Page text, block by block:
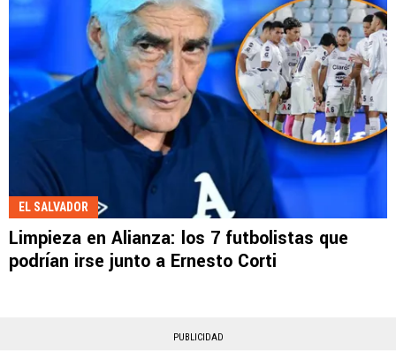
EL SALVADOR
Limpieza en Alianza: los 7 futbolistas que
podrían irse junto a Ernesto Corti
PUBLICIDAD